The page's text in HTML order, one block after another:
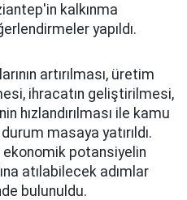
kalkınma
yapıldı.
artırılması, üretim
ihracatın geliştirilmesi,
hızlandırılması ile kamu
masaya yatırıldı.
potansiyelin
atılabilecek adımlar
bulunuldu.